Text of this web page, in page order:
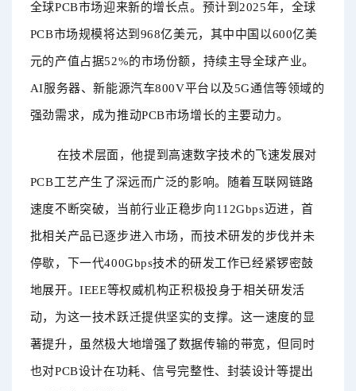
全球PCB市场迎来新的增长点。预计到2025年，全球
PCB市场规模将达到968亿美元，其中中国以600亿美
元的产值占据52%的市场份额，持续主导全球产业。
AI服务器、新能源汽车800V平台以及5G通信等领域的
强劲需求，成为推动PCB市场增长的主要动力。
在技术层面，他提到高速数字技术的飞速发展对
PCB工艺产生了深远而广泛的影响。随着互联网链路
速度不断突破，当前行业正稳步向112Gbps迈进，首
批相关产品已逐步进入市场，而技术研发的步伐并未
停歇，下一代400Gbps技术的研发工作已经紧锣密鼓
地展开。IEEE等权威机构正积极投身于相关研发活
动，为这一技术跃迁提供坚实的支撑。这一速度的显
著提升，虽然极大地增强了数据传输的带宽，但同时
也对PCB设计在功耗、信号完整性、封装设计等提出